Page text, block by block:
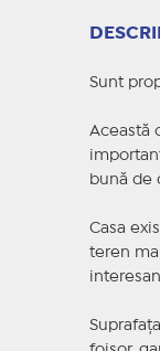
Sunt
Această
bună de
Casa
teren